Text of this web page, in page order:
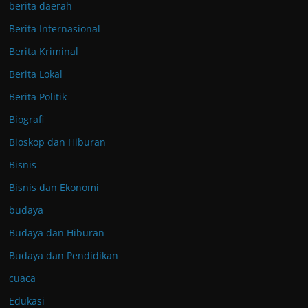
berita daerah
Berita Internasional
Berita Kriminal
Berita Lokal
Berita Politik
Biografi
Bioskop dan Hiburan
Bisnis
Bisnis dan Ekonomi
budaya
Budaya dan Hiburan
Budaya dan Pendidikan
cuaca
Edukasi